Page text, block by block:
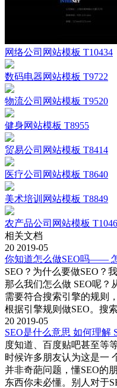
网络公司网站模板 T10434
数码电器网站模板 T9722
物流公司网站模板 T9520
健身网站模板 T8955
贸易公司网站模板 T8414
医疗公司网站模板 T8640
美术培训网站模板 T8849
农产品公司网站模板 T1046
相关文档
20 2019-05
你知道怎么做SEO吗——
SEO？为什么要做SEO？
那么我们怎么做 SEO呢？
需要符合搜索引擎的规则
根据引擎规则做SEO。搜
20 2019-05
SEO是什么意思 如何理解
度知道、百度贴吧甚至等
时候许多朋友认为这是一
并非奇葩问题，懂SEO的
东西你未必懂。别人对于